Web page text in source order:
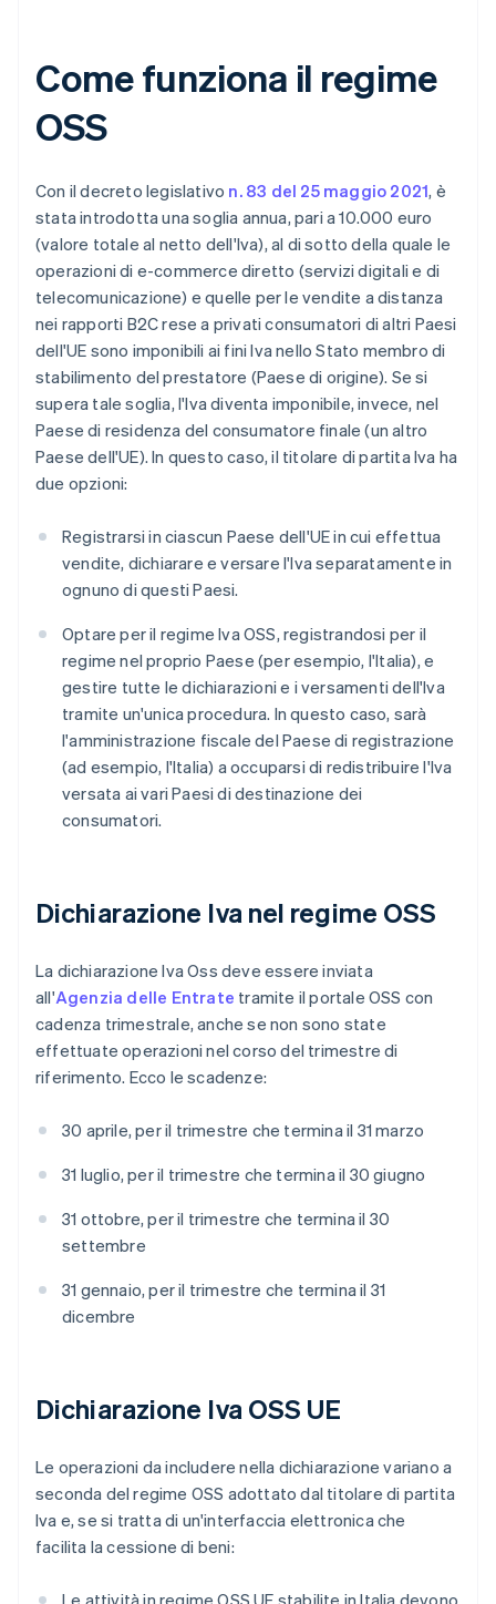
Come funziona il regime
OSS
Con il decreto legislativo n. 83 del 25 maggio 2021, è
stata introdotta una soglia annua, pari a 10.000 euro
(valore totale al netto dell'Iva), al di sotto della quale le
operazioni di e-commerce diretto (servizi digitali e di
telecomunicazione) e quelle per le vendite a distanza
nei rapporti B2C rese a privati consumatori di altri Paesi
dell'UE sono imponibili ai fini Iva nello Stato membro di
stabilimento del prestatore (Paese di origine). Se si
supera tale soglia, l'Iva diventa imponibile, invece, nel
Paese di residenza del consumatore finale (un altro
Paese dell'UE). In questo caso, il titolare di partita Iva ha
due opzioni:
Registrarsi in ciascun Paese dell'UE in cui effettua
vendite, dichiarare e versare l'Iva separatamente in
ognuno di questi Paesi.
Optare per il regime Iva OSS, registrandosi per il
regime nel proprio Paese (per esempio, l'Italia), e
gestire tutte le dichiarazioni e i versamenti dell'Iva
tramite un'unica procedura. In questo caso, sarà
l'amministrazione fiscale del Paese di registrazione
(ad esempio, l'Italia) a occuparsi di redistribuire l'Iva
versata ai vari Paesi di destinazione dei
consumatori.
Dichiarazione Iva nel regime OSS
La dichiarazione Iva Oss deve essere inviata
all'Agenzia delle Entrate tramite il portale OSS con
cadenza trimestrale, anche se non sono state
effettuate operazioni nel corso del trimestre di
riferimento. Ecco le scadenze:
30 aprile, per il trimestre che termina il 31 marzo
31 luglio, per il trimestre che termina il 30 giugno
31 ottobre, per il trimestre che termina il 30
settembre
31 gennaio, per il trimestre che termina il 31
dicembre
Dichiarazione Iva OSS UE
Le operazioni da includere nella dichiarazione variano a
seconda del regime OSS adottato dal titolare di partita
Iva e, se si tratta di un'interfaccia elettronica che
facilita la cessione di beni: